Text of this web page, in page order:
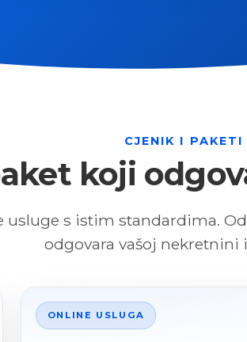
CJENIK I PAKETI
koji
s istim standardima.
odgovara vašoj nekretnini
ONLINE USLUGA